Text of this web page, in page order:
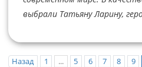
выбрали Татьяну Ларину,
Назад 1 ... 5 6 7 8 9